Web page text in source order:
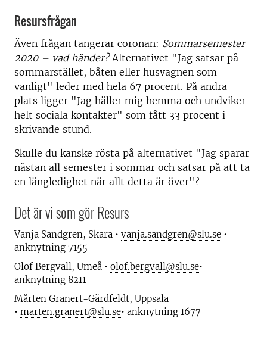
Resursfrågan
Även frågan tangerar coronan: Sommarsemester
2020 – vad händer?Alternativet "Jag satsar på
sommarstället, båten eller husvagnen som
vanligt" leder med hela 67 procent. På andra
plats ligger "Jag håller mig hemma och undviker
helt sociala kontakter" som fått 33 procent i
skrivande stund.
Skulle du kanske rösta på alternativet "Jag sparar
nästan all semester i sommar och satsar på att ta
en långledighet när allt detta är över"?
Det är vi som gör Resurs
Vanja Sandgren, Skara • vanja.sandgren@slu.se •
anknytning 7155
Olof Bergvall, Umeå • olof.bergvall@slu.se•
anknytning 8211
Mårten Granert-Gärdfeldt, Uppsala
• marten.granert@slu.se• anknytning 1677